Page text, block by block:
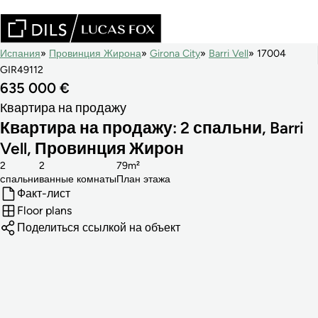
Испания Провинция Жирона Girona City Barri Vell
17004
GIR49112
635 000 €
Квартира на продажу
Квартира на продажу: 2 спальни, Barri
Vell, Провинция Жирон
cпальни
2
ванные комнаты
2
План этажа
79m²
Факт-лист
Floor plans
Поделиться ссылкой на объект